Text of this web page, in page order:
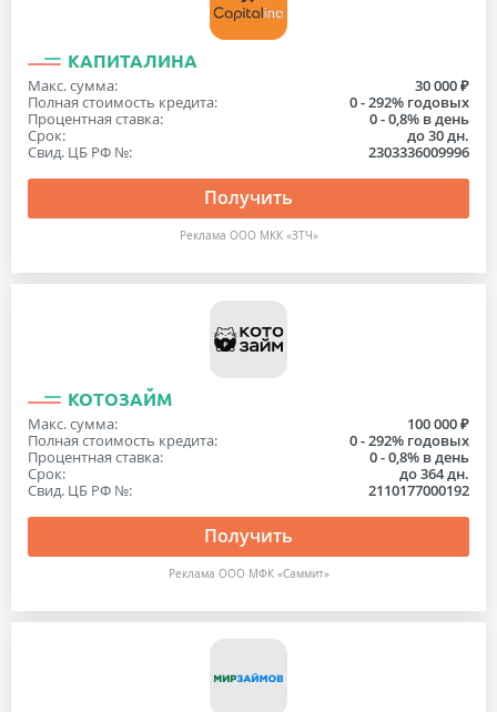
КАПИТАЛИНА
Макс. сумма:
30 000 ₽
Полная стоимость кредита:
0 - 292% годовых
Процентная ставка:
0 - 0,8% в день
Срок:
до 30 дн.
Свид. ЦБ РФ №:
2303336009996
Получить
Реклама ООО МКК «ЗТЧ»
КОТОЗАЙМ
Макс. сумма:
100 000 ₽
Полная стоимость кредита:
0 - 292% годовых
Процентная ставка:
0 - 0,8% в день
Срок:
до 364 дн.
Свид. ЦБ РФ №:
2110177000192
Получить
Реклама ООО МФК «Саммит»